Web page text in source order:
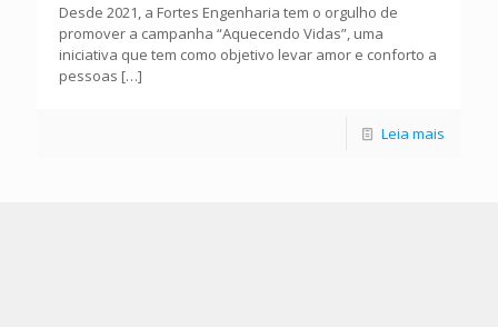
Desde 2021, a Fortes Engenharia tem o orgulho de
promover a campanha “Aquecendo Vidas”, uma
iniciativa que tem como objetivo levar amor e conforto a
pessoas […]
Leia mais